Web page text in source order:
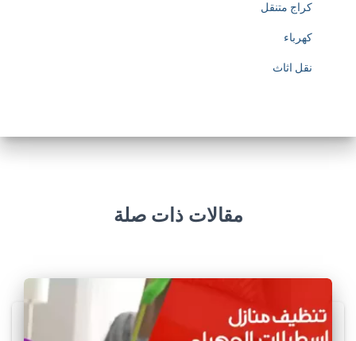
كراج متنقل
كهرباء
نقل اثاث
مقالات ذات صلة